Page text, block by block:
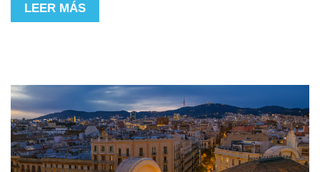
LEER MÁS